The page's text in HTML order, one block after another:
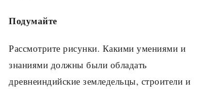
Подумайте
Рассмотрите рисунки. Какими умениями и
знаниями должны были обладать
древнеиндийские земледельцы, строители и